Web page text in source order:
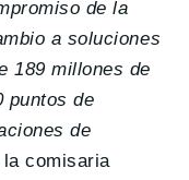
de la
a soluciones
189 millones de
puntos de
de
comisaria